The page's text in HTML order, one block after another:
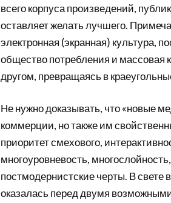
всего корпуса произведений,
оставляет желать лучшего.
электронная (экранная) культура,
общество потребления и массовая
другом, превращаясь в
Не нужно доказывать, что «новые
коммерции, но также им
приоритет смехового,
многоуровневость,
постмодернистские черты. В свете
оказалась перед двумя